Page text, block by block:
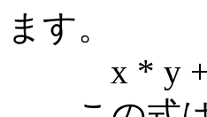
ます。
x * y + (1